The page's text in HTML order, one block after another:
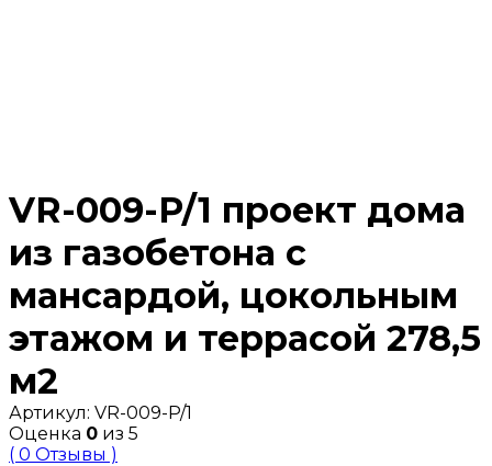
VR-009-P/1 проект дома
из газобетона с
мансардой, цокольным
этажом и террасой 278,5
м2
Артикул: VR-009-P/1
Оценка 0 из 5
( 0 Отзывы )